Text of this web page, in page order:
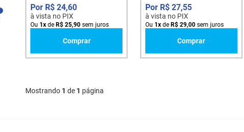
R$ 24,60
à vista no PIX
Ou 1 x de R$ 25,90 sem juros
Comprar
R$ 27,55
à vista no PIX
Ou 1 xde R$ 29,00sem juros
Comprar
Mostrando 1 de 1 página